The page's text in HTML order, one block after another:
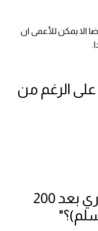
الا يمكن للأعمى ان
الرغم من
5-"كيف نصدق الأحاديث التي جمعها البخاري بعد 200